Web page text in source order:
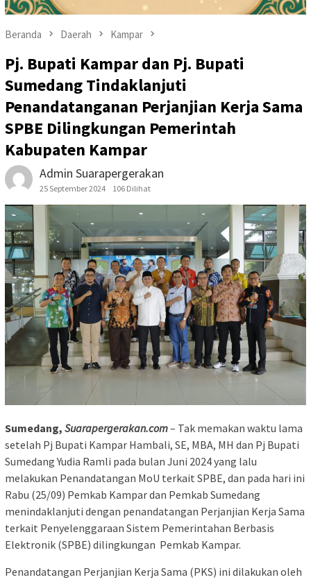
Beranda Daerah Kampar
Pj. Bupati Kampar dan Pj. Bupati
Sumedang Tindaklanjuti
Penandatanganan Perjanjian Kerja Sama
SPBE Dilingkungan Pemerintah
Kabupaten Kampar
Admin Suarapergerakan
25 September 2024 106 Dilihat
Sumedang, Suarapergerakan.com– Tak memakan waktu lama
setelah Pj Bupati Kampar Hambali, SE, MBA, MH dan Pj Bupati
Sumedang Yudia Ramli pada bulan Juni 2024 yang lalu
melakukan Penandatangan MoU terkait SPBE, dan pada hari ini
Rabu (25/09) Pemkab Kampar dan Pemkab Sumedang
menindaklanjuti dengan penandatangan Perjanjian Kerja Sama
terkait Penyelenggaraan Sistem Pemerintahan Berbasis
Elektronik (SPBE) dilingkungan Pemkab Kampar.
Penandatangan Perjanjian Kerja Sama (PKS) ini dilakukan oleh